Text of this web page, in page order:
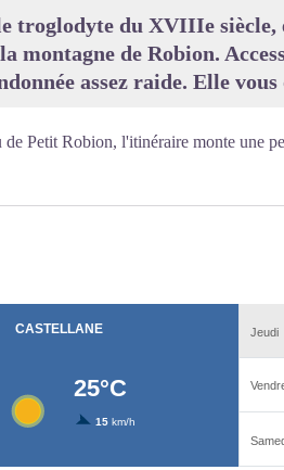
troglodyte du XVIIIe siècle,
montagne de Robion.
assez raide. Elle
de Petit Robion, l'itinéraire monte une